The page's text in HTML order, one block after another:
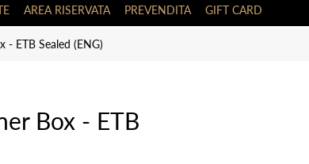
AREA RISERVATA PREVENDITA GIFT CARD
- ETB Sealed (ENG)
Box - ETB